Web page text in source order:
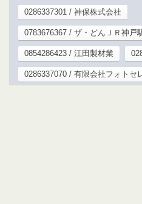
0286337301 / 神保株式会社
0783676367 / ザ・どんＪＲ神戸
0854286423 / 江田製材業
0286337070 / 有限会社フォトセ